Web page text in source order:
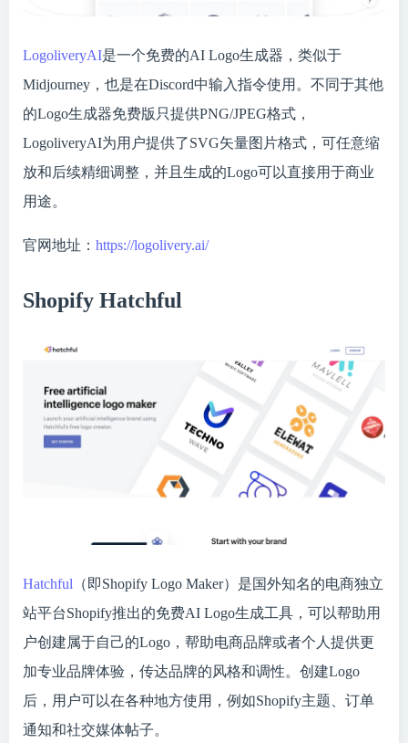
LogoliveryAI是一个免费的AI Logo生成器，类似于
Midjourney，也是在Discord中输入指令使用。不同于其他
的Logo生成器免费版只提供PNG/JPEG格式，
LogoliveryAI为用户提供了SVG矢量图片格式，可任意缩
放和后续精细调整，并且生成的Logo可以直接用于商业
用途。
官网地址： https://logolivery.ai/
Shopify Hatchful
Hatchful （即Shopify Logo Maker）是国外知名的电商独立
站平台Shopify推出的免费AI Logo生成工具，可以帮助用
户创建属于自己的Logo，帮助电商品牌或者个人提供更
加专业品牌体验，传达品牌的风格和调性。创建Logo
后，用户可以在各种地方使用，例如Shopify主题、订单
通知和社交媒体帖子。